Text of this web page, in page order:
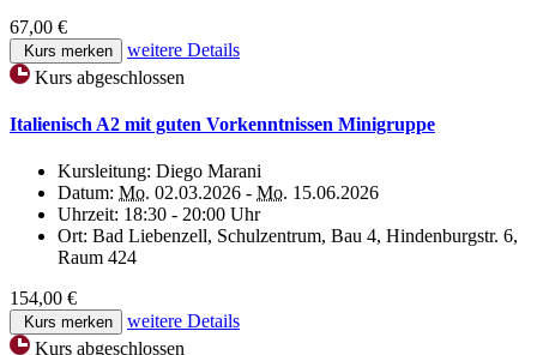
67,00 €
Kurs merken
weitere Details
Kurs abgeschlossen
Italienisch A2 mit guten Vorkenntnissen Minigruppe
Kursleitung: Diego Marani
Datum: Mo. 02.03.2026 - Mo. 15.06.2026
Uhrzeit: 18:30 - 20:00 Uhr
Ort: Bad Liebenzell, Schulzentrum, Bau 4, Hindenburgstr. 6,
Raum 424
154,00 €
Kurs merken
weitere Details
Kurs abgeschlossen